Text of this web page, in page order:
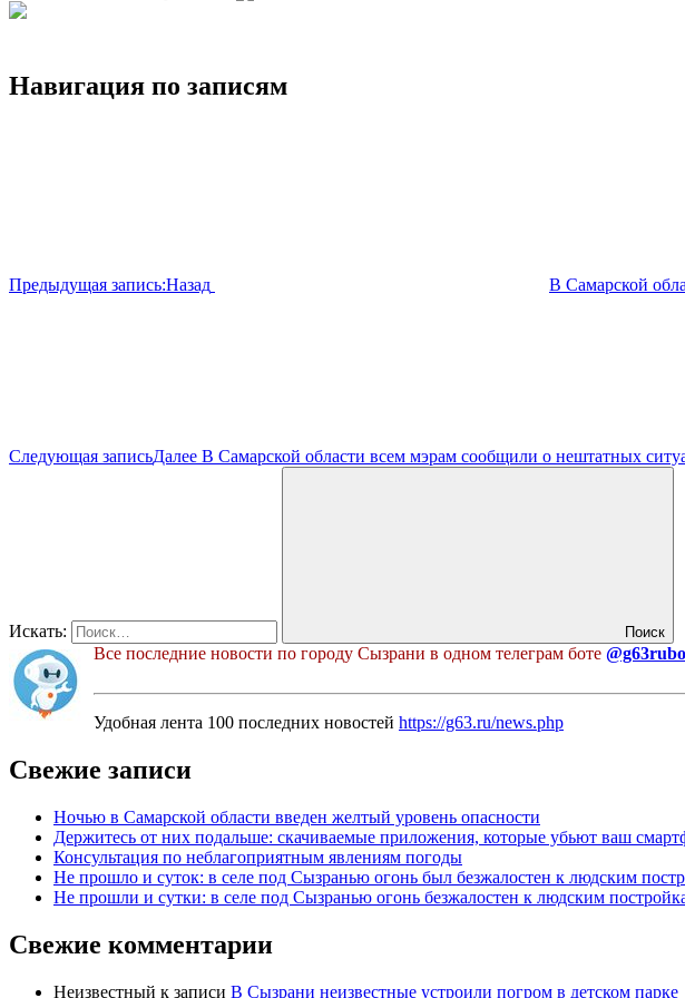
Навигация по записям
Предыдущая запись:Назад В Самарской
Следующая записьДалее В Самарской области всем мэрам сообщили о нештатных
Искать: Поиск
Все последние новости по городу Сызрани в одном телеграм боте
Удобная лента 100 последних новостей https://g63.ru/news.php
Свежие записи
Ночью в Самарской области введен желтый уровень опасности
Держитесь от них подальше: скачиваемые приложения, которые убьют ваш
Консультация по неблагоприятным явлениям погоды
Не прошло и суток: в селе под Сызранью огонь был безжалостен к людским
Не прошли и сутки: в селе под Сызранью огонь безжалостен к людским
Свежие комментарии
Неизвестный к записи В Сызрани неизвестные устроили погром в детском парке